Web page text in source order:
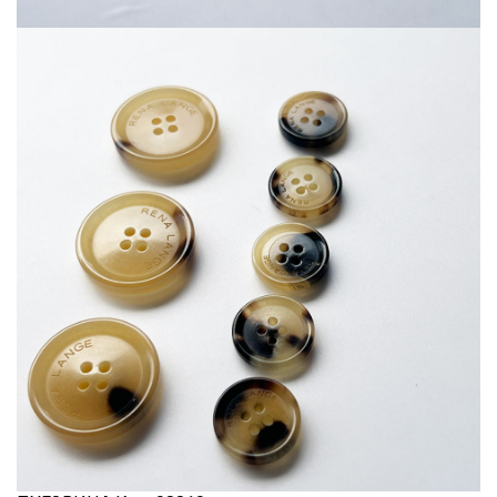
Экокожа